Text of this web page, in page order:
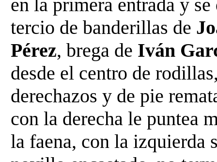
en la primera entrada y se
tercio de banderillas de
Pérez, brega de Iván
desde el centro de
derechazos y de pie
con la derecha le puntea
la faena, con la izquierda